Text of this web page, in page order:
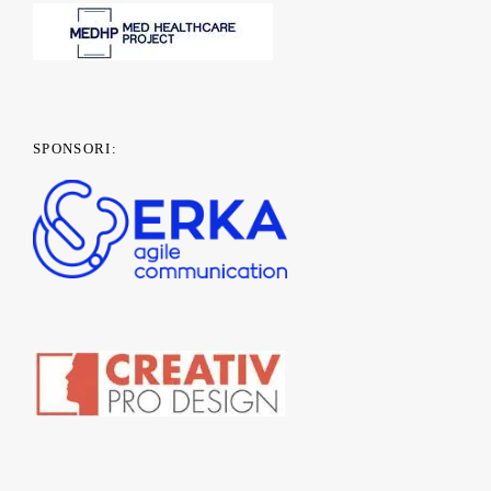
SPONSORI: